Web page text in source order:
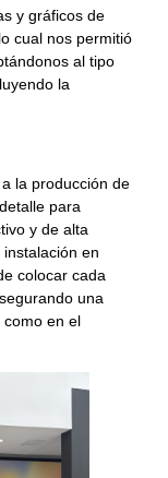
y gráficos de
cual nos permitió
al tipo
la
la producción de
para
y de alta
en
colocar cada
una
como en el